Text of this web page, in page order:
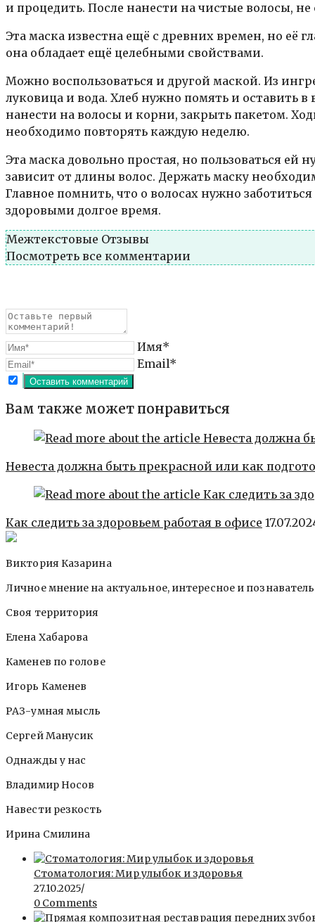
и процедить. После нанести на чистые волосы,
Эта маска известна ещё с древних времен, но её
она обладает ещё целебными свойствами.
Можно воспользоваться и другой маской. Из
луковица и вода. Хлеб нужно помять и оставить
нанести на волосы и корни, закрыть пакетом.
необходимо повторять каждую неделю.
Эта маска довольно простая, но пользоваться
зависит от длины волос. Держать маску
Главное помнить, что о волосах нужно
здоровыми долгое время.
Межтекстовые Отзывы
Посмотреть все комментарии
Имя*
Email*
Вам также может понравиться
Невеста должна быть прекрасной или как
Как следить за здоровьем работая в офисе
Виктория Казарина
Личное мнение на актуальное, интересное и
Своя территория
Елена Хабарова
Каменев по голове
Игорь Каменев
РАЗ-умная мысль
Сергей Манусик
Однажды у нас
Владимир Носов
Навести резкость
Ирина Смилина
Стоматология: Мир улыбок и здоровья
27.10.2025/
0 Comments